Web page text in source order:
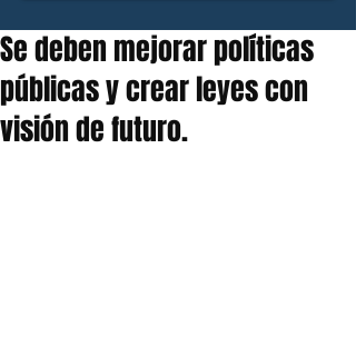
Se deben mejorar políticas
públicas y crear leyes con
visión de futuro.